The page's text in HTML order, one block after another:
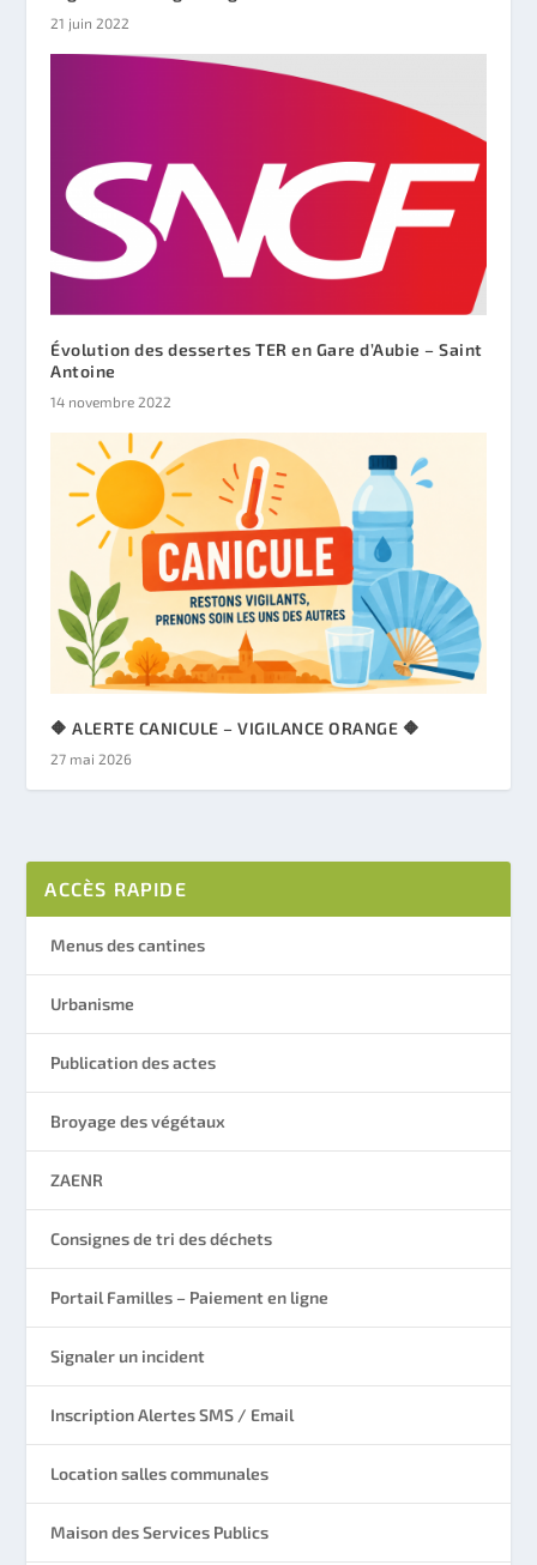
21 juin 2022
Évolution des dessertes TER en Gare d’Aubie – Saint
Antoine
14 novembre 2022
🔶 ALERTE CANICULE – VIGILANCE ORANGE 🔶
27 mai 2026
ACCÈS RAPIDE
Menus des cantines
Urbanisme
Publication des actes
Broyage des végétaux
ZAENR
Consignes de tri des déchets
Portail Familles – Paiement en ligne
Signaler un incident
Inscription Alertes SMS / Email
Location salles communales
Maison des Services Publics